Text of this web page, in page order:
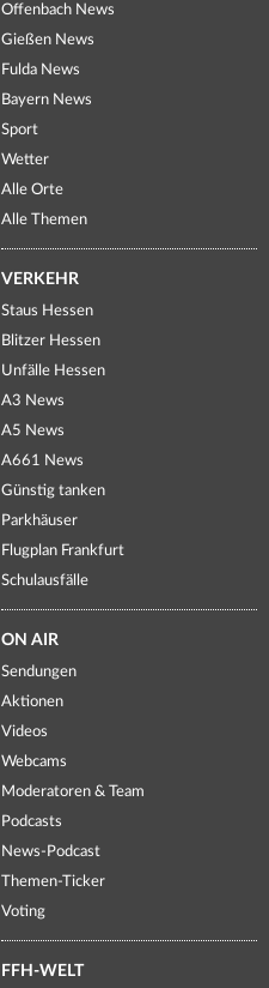
Offenbach News
Gießen News
Fulda News
Bayern News
Sport
Wetter
Alle Orte
Alle Themen
VERKEHR
Staus Hessen
Blitzer Hessen
Unfälle Hessen
A3 News
A5 News
A661 News
Günstig tanken
Parkhäuser
Flugplan Frankfurt
Schulausfälle
ON AIR
Sendungen
Aktionen
Videos
Webcams
Moderatoren & Team
Podcasts
News-Podcast
Themen-Ticker
Voting
FFH-WELT